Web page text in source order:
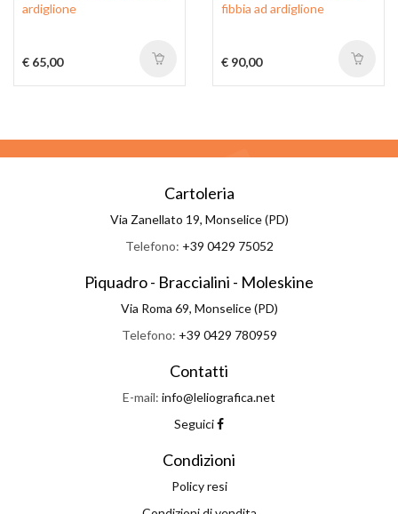
ardiglione
€ 65,00
fibbia ad ardiglione
€ 90,00
Cartoleria
Via Zanellato 19, Monselice (PD)
Telefono: +39 0429 75052
Piquadro - Braccialini - Moleskine
Via Roma 69, Monselice (PD)
Telefono: +39 0429 780959
Contatti
E-mail: info@leliografica.net
Seguici
Condizioni
Policy resi